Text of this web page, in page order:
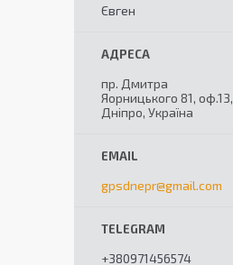
Євген
пр. Дмитра
Яорницького 81, оф.13,
Дніпро, Україна
gpsdnepr@gmail.com
+380971456574